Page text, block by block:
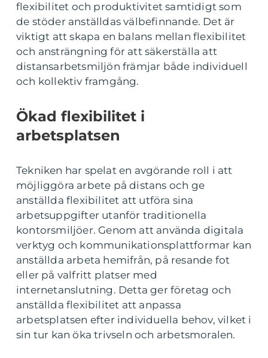
flexibilitet och produktivitet samtidigt som
de stöder anställdas välbefinnande. Det är
viktigt att skapa en balans mellan flexibilitet
och ansträngning för att säkerställa att
distansarbetsmiljön främjar både individuell
och kollektiv framgång.
Ökad flexibilitet i
arbetsplatsen
Tekniken har spelat en avgörande roll i att
möjliggöra arbete på distans och ge
anställda flexibilitet att utföra sina
arbetsuppgifter utanför traditionella
kontorsmiljöer. Genom att använda digitala
verktyg och kommunikationsplattformar kan
anställda arbeta hemifrån, på resande fot
eller på valfritt platser med
internetanslutning. Detta ger företag och
anställda flexibilitet att anpassa
arbetsplatsen efter individuella behov, vilket i
sin tur kan öka trivseln och arbetsmoralen.